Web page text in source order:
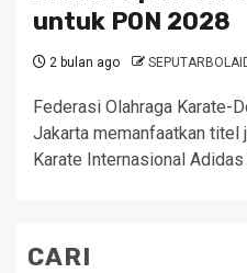
untuk PON 2028
2 bulan ago
Federasi Olahraga Karate-
Jakarta memanfaatkan titel
Karate Internasional
CARI